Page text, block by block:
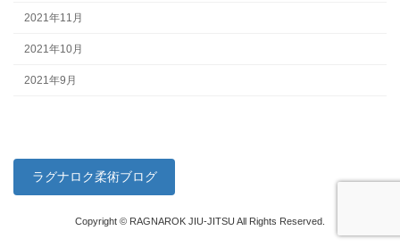
2021年11月
2021年10月
2021年9月
ラグナロク柔術ブログ
Copyright © RAGNAROK JIU-JITSU All Rights Reserved.